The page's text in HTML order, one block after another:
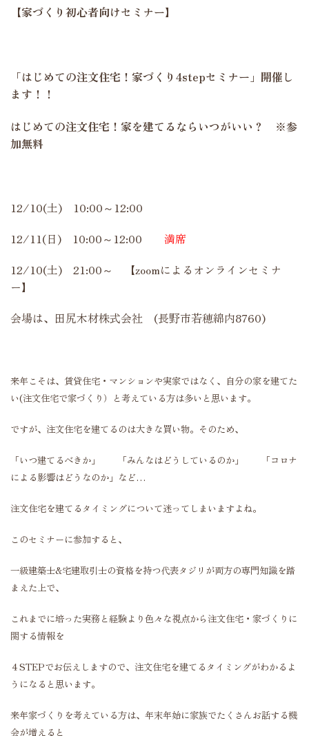
【家づくり初心者向けセミナー】
「はじめての注文住宅！家づくり4stepセミナー」開催し
ます！！
はじめての注文住宅！家を建てるならいつがいい？ ※参
加無料
12/10(土) 10:00～12:00
12/11(日) 10:00～12:00 満席
12/10(土) 21:00～ 【zoomによるオンラインセミナ
ー】
会場は、田尻木材株式会社 (長野市若穂綿内8760)
来年こそは、賃貸住宅・マンションや実家ではなく、自分の家を建てた
い(注文住宅で家づくり）と考えている方は多いと思います。
ですが、注文住宅を建てるのは大きな買い物。そのため、
「いつ建てるべきか」 「みんなはどうしているのか」 「コロナ
による影響はどうなのか」など…
注文住宅を建てるタイミングについて迷ってしまいますよね。
このセミナーに参加すると、
一級建築士&宅建取引士の資格を持つ代表タジリが両方の専門知識を踏
まえた上で、
これまでに培った実務と経験より色々な視点から注文住宅・家づくりに
関する情報を
４STEPでお伝えしますので、 注文住宅を建てるタイミングがわかるよ
うになると思います。
来年家づくりを考えている方は、年末年始に家族でたくさんお話する機
会が増えると